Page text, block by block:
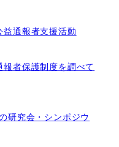
通報者支援活動
者保護制度を調べて
研究会・シンポジウ